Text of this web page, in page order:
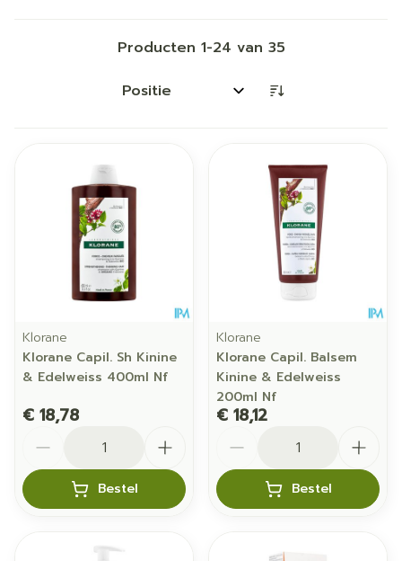
Producten 1-24 van 35
Sorteer op:
Klorane
Klorane Capil. Sh Kinine
& Edelweiss 400ml Nf
€ 18,78
Bestel
Klorane
Klorane Capil. Balsem
Kinine & Edelweiss
200ml Nf
€ 18,12
Bestel